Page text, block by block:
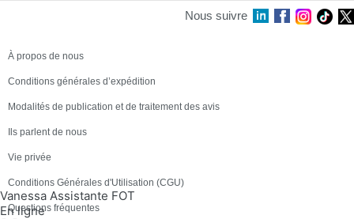
Nous suivre
À propos de nous
Conditions générales d’expédition
Modalités de publication et de traitement des avis
Ils parlent de nous
Vie privée
Conditions Générales d'Utilisation (CGU)
Questions fréquentes
Vanessa Assistante FOT
En ligne